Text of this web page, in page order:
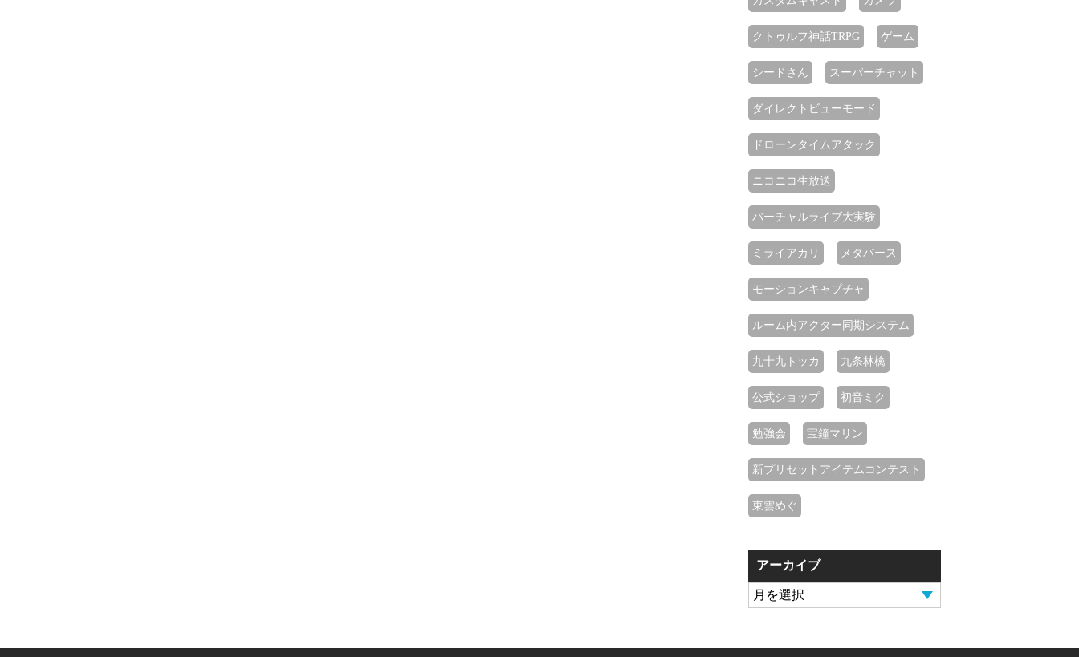
クトゥルフ神話TRPG ゲーム
シードさん スーパーチャット
ダイレクトビューモード
ドローンタイムアタック
ニコニコ生放送
バーチャルライブ大実験
ミライアカリ メタバース
モーションキャプチャ
ルーム内アクター同期システム
九十九トッカ 九条林檎
公式ショップ 初音ミク
勉強会 宝鐘マリン
新プリセットアイテムコンテスト
東雲めぐ
アーカイブ